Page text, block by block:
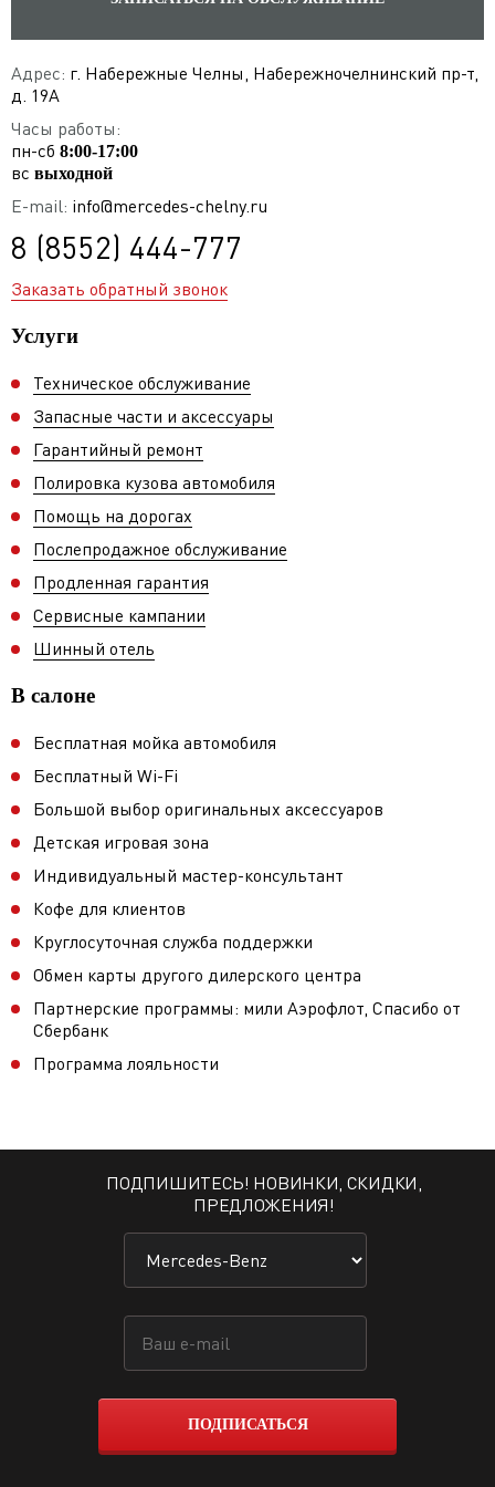
Адрес: г. Набережные Челны, Набережночелнинский пр-т,
д. 19А
Часы работы:
пн-сб 8:00-17:00
вс выходной
E-mail: info@mercedes-chelny.ru
8 (8552) 444-777
Заказать обратный звонок
Услуги
Техническое обслуживание
Запасные части и аксессуары
Гарантийный ремонт
Полировка кузова автомобиля
Помощь на дорогах
Послепродажное обслуживание
Продленная гарантия
Сервисные кампании
Шинный отель
В салоне
Бесплатная мойка автомобиля
Бесплатный Wi-Fi
Большой выбор оригинальных аксессуаров
Детская игровая зона
Индивидуальный мастер-консультант
Кофе для клиентов
Круглосуточная служба поддержки
Обмен карты другого дилерского центра
Партнерские программы: мили Аэрофлот, Спасибо от
Сбербанк
Программа лояльности
ПОДПИШИТЕСЬ! НОВИНКИ, СКИДКИ,
ПРЕДЛОЖЕНИЯ!
ПОДПИСАТЬСЯ